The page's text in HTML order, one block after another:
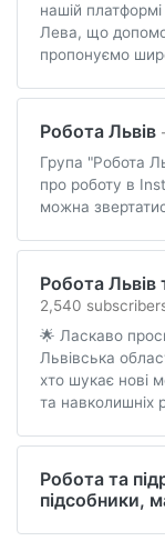
нашій платформі
Лева, що
пропонуємо
Робота Львів
Група "Робота
про роботу в
можна
Робота
2,540
🌟 Ласкаво
Львівська
хто шукає нові
та навколишніх
Робота та
підсобники,